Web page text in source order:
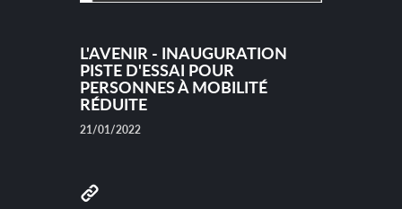
L'AVENIR - INAUGURATION
PISTE D'ESSAI POUR
PERSONNES À MOBILITÉ
RÉDUITE
21/01/2022